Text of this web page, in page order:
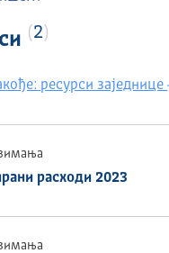
Србија
2
ресурси заједнице
расходи 2023